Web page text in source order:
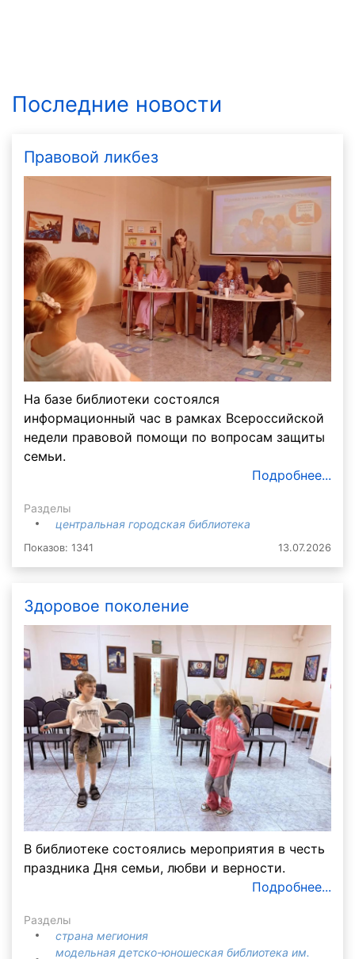
Последние новости
Правовой ликбез
На базе библиотеки состоялся
информационный час в рамках Всероссийской
недели правовой помощи по вопросам защиты
семьи.
Подробнее...
Разделы
центральная городская библиотека
Показов: 1341 13.07.2026
Здоровое поколение
В библиотеке состоялись мероприятия в честь
праздника Дня семьи, любви и верности.
Подробнее...
Разделы
страна мегиония
модельная детско-юношеская библиотека им.